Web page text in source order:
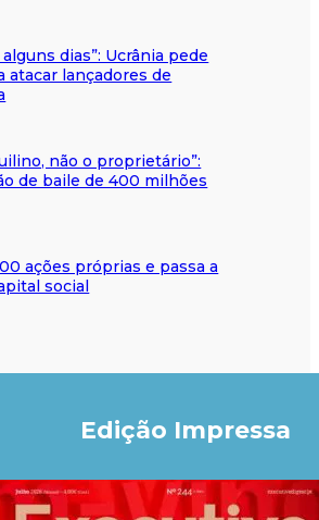
dias”: Ucrânia pede
atacar lançadores de
não o proprietário”:
de baile de 400 milhões
ações próprias e passa a
social
Edição Impressa